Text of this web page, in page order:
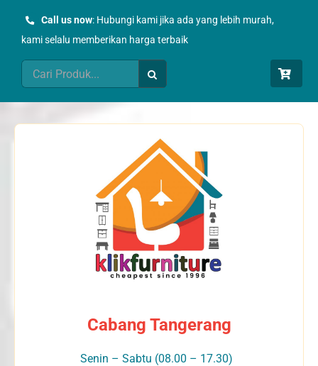
Call us now: Hubungi kami jika ada yang lebih murah,
kami selalu memberikan harga terbaik
Search
for:
Cabang Tangerang
Senin – Sabtu (08.00 – 17.30)